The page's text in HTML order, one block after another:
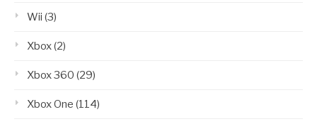
Wii (3)
Xbox(2)
Xbox 360 (29)
Xbox One (114)